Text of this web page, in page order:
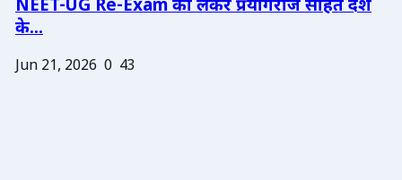
NEET-UG Re-Exam को लेकर प्रयागराज सहित देश
के...
Jun 21, 2026 0 43